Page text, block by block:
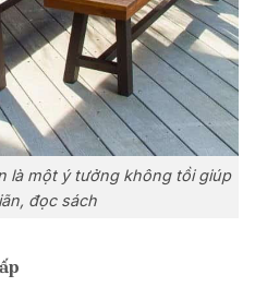
là một ý tưởng không tồi giúp
đọc sách